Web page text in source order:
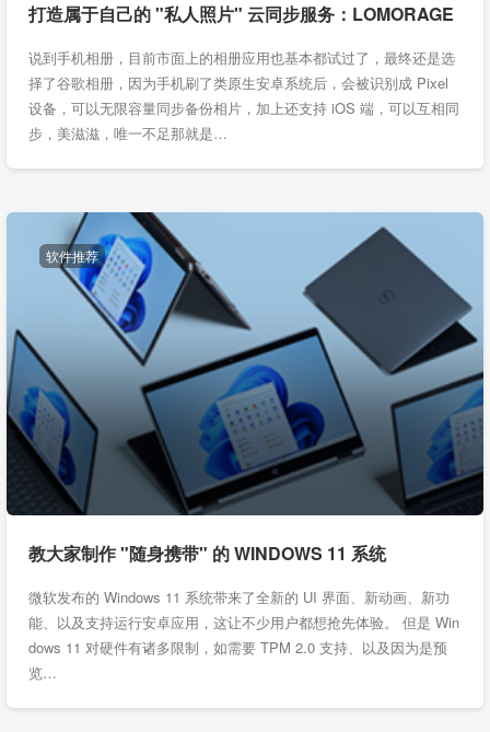
打造属于自己的 "私人照片" 云同步服务：LOMORAGE
说到手机相册，目前市面上的相册应用也基本都试过了，最终还是选
择了谷歌相册，因为手机刷了类原生安卓系统后，会被识别成 Pixel
设备，可以无限容量同步备份相片，加上还支持 iOS 端，可以互相同
步，美滋滋，唯一不足那就是…
软件推荐
教大家制作 "随身携带" 的 WINDOWS 11 系统
微软发布的 Windows 11 系统带来了全新的 UI 界面、新动画、新功
能、以及支持运行安卓应用，这让不少用户都想抢先体验。 但是 Win
dows 11 对硬件有诸多限制，如需要 TPM 2.0 支持、以及因为是预
览…